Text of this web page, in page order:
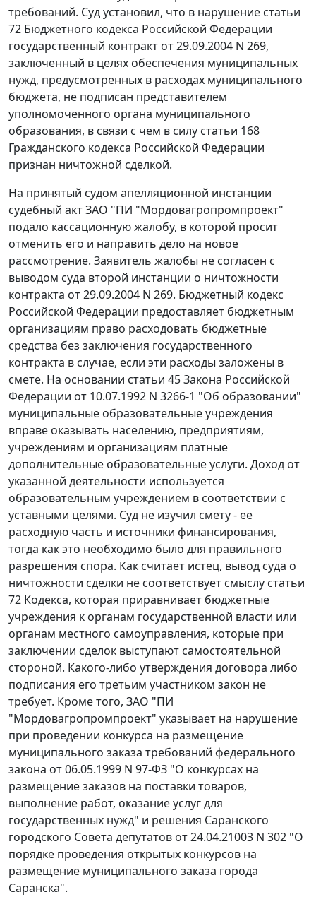
требований. Суд установил, что в нарушение статьи
72 Бюджетного кодекса Российской Федерации
государственный контракт от 29.09.2004 N 269,
заключенный в целях обеспечения муниципальных
нужд, предусмотренных в расходах муниципального
бюджета, не подписан представителем
уполномоченного органа муниципального
образования, в связи с чем в силу статьи 168
Гражданского кодекса Российской Федерации
признан ничтожной сделкой.
На принятый судом апелляционной инстанции
судебный акт ЗАО "ПИ "Мордовагропромпроект"
подало кассационную жалобу, в которой просит
отменить его и направить дело на новое
рассмотрение. Заявитель жалобы не согласен с
выводом суда второй инстанции о ничтожности
контракта от 29.09.2004 N 269. Бюджетный кодекс
Российской Федерации предоставляет бюджетным
организациям право расходовать бюджетные
средства без заключения государственного
контракта в случае, если эти расходы заложены в
смете. На основании статьи 45Закона Российской
Федерации от 10.07.1992 N 3266-1 "Об образовании"
муниципальные образовательные учреждения
вправе оказывать населению, предприятиям,
учреждениям и организациям платные
дополнительные образовательные услуги. Доход от
указанной деятельности используется
образовательным учреждением в соответствии с
уставными целями. Суд не изучил смету - ее
расходную часть и источники финансирования,
тогда как это необходимо было для правильного
разрешения спора. Как считает истец, вывод суда о
ничтожности сделки не соответствует смыслу статьи
72 Кодекса, которая приравнивает бюджетные
учреждения к органам государственной власти или
органам местного самоуправления, которые при
заключении сделок выступают самостоятельной
стороной. Какого-либо утверждения договора либо
подписания его третьим участником закон не
требует. Кроме того, ЗАО "ПИ
"Мордовагропромпроект" указывает на нарушение
при проведении конкурса на размещение
муниципального заказа требований федерального
закона от 06.05.1999 N 97-ФЗ "О конкурсах на
размещение заказов на поставки товаров,
выполнение работ, оказание услуг для
государственных нужд" и решения Саранского
городского Совета депутатов от 24.04.21003 N 302 "О
порядке проведения открытых конкурсов на
размещение муниципального заказа города
Саранска".